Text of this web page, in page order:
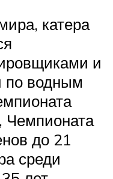
катера
и
по водным
Чемпионата
до 21
среди